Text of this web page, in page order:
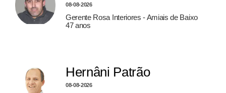
08-08-2026
Gerente Rosa Interiores - Amiais de Baixo
47 anos
Hernâni Patrão
08-08-2026